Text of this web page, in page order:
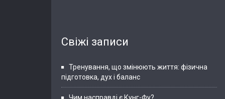
Свіжі записи
Тренування, що змінюють життя: фізична
підготовка, дух і баланс